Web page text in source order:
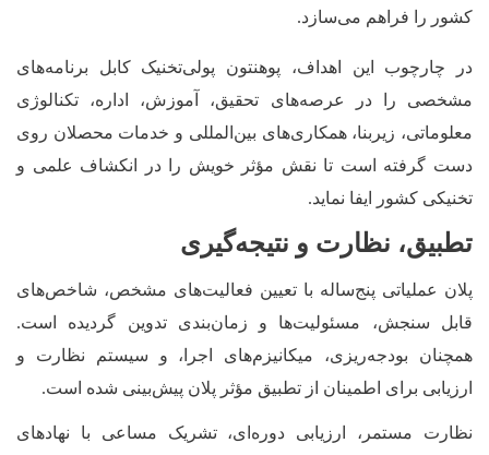
کشور را فراهم می‌سازد.
در چارچوب این اهداف، پوهنتون پولی‌تخنیک کابل برنامه‌های
مشخصی را در عرصه‌های تحقیق، آموزش، اداره، تکنالوژی
معلوماتی، زیربنا، همکاری‌های بین‌المللی و خدمات محصلان روی
دست گرفته است تا نقش مؤثر خویش را در انکشاف علمی و
تخنیکی کشور ایفا نماید.
تطبیق، نظارت و نتیجه‌گیری
پلان عملیاتی پنج‌ساله با تعیین فعالیت‌های مشخص، شاخص‌های
قابل سنجش، مسئولیت‌ها و زمان‌بندی تدوین گردیده است.
همچنان بودجه‌ریزی، میکانیزم‌های اجرا، و سیستم نظارت و
ارزیابی برای اطمینان از تطبیق مؤثر پلان پیش‌بینی شده است.
نظارت مستمر، ارزیابی دوره‌ای، تشریک مساعی با نهادهای